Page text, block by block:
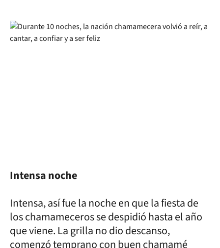
Intensa noche
Intensa, así fue la noche en que la fiesta de
los chamameceros se despidió hasta el año
que viene. La grilla no dio descanso,
comenzó temprano con buen chamamé